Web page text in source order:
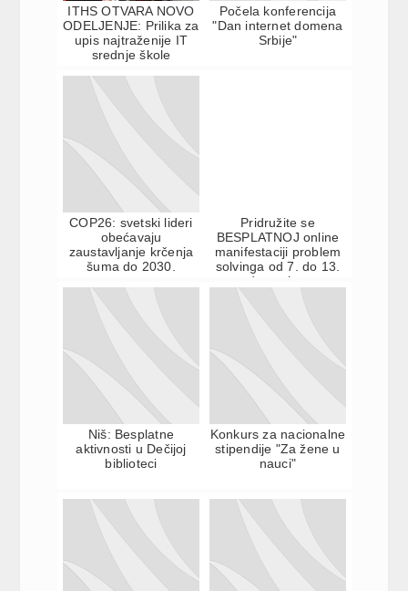
ITHS OTVARA NOVO
ODELJENJE: Prilika za
upis najtraženije IT
srednje škole
Počela konferencija
"Dan internet domena
Srbije"
COP26: svetski lideri
obećavaju
zaustavljanje krčenja
šuma do 2030.
Pridružite se
BESPLATNOJ online
manifestaciji problem
solvinga od 7. do 13.
decembra
Niš: Besplatne
aktivnosti u Dečijoj
biblioteci
Konkurs za nacionalne
stipendije "Za žene u
nauci"